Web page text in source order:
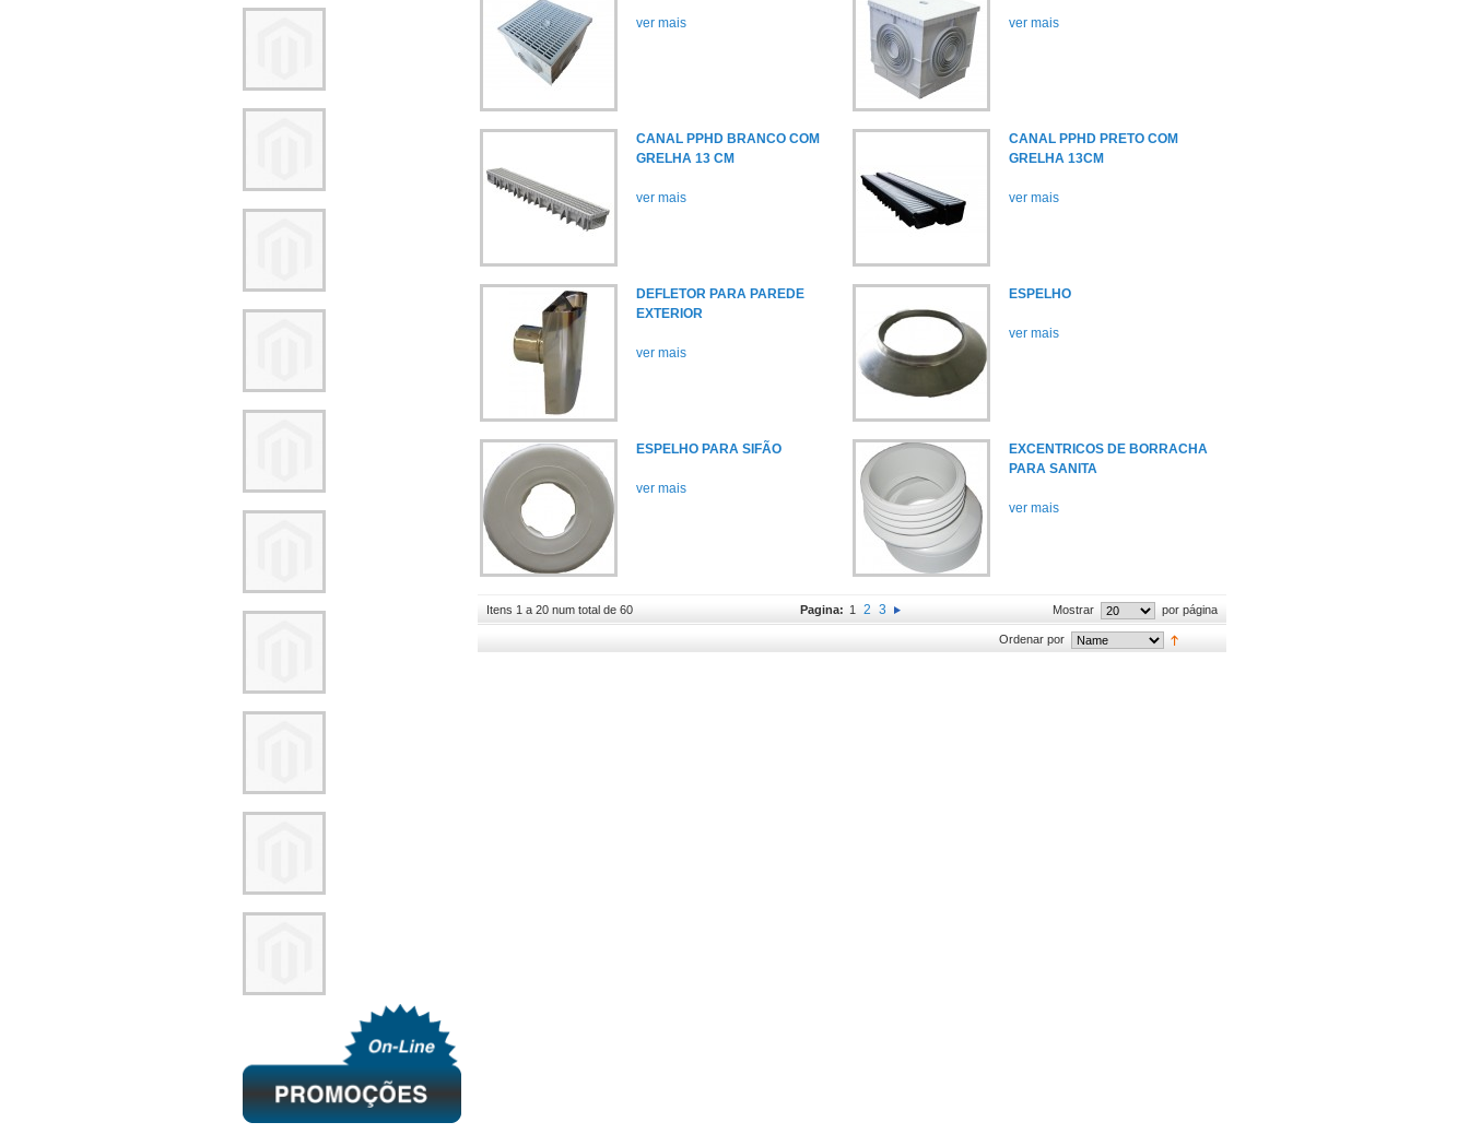
ver mais ver mais
CANAL PPHD BRANCO COM
GRELHA 13 CM
ver mais
CANAL PPHD PRETO COM
GRELHA 13CM
ver mais
DEFLETOR PARA PAREDE
EXTERIOR
ver mais
ESPELHO
ver mais
ESPELHO PARA SIFÃO
ver mais
EXCENTRICOS DE BORRACHA
PARA SANITA
ver mais
Itens 1 a 20 num total de 60 Pagina: 1 2 3 Mostrar por página
Ordenar por